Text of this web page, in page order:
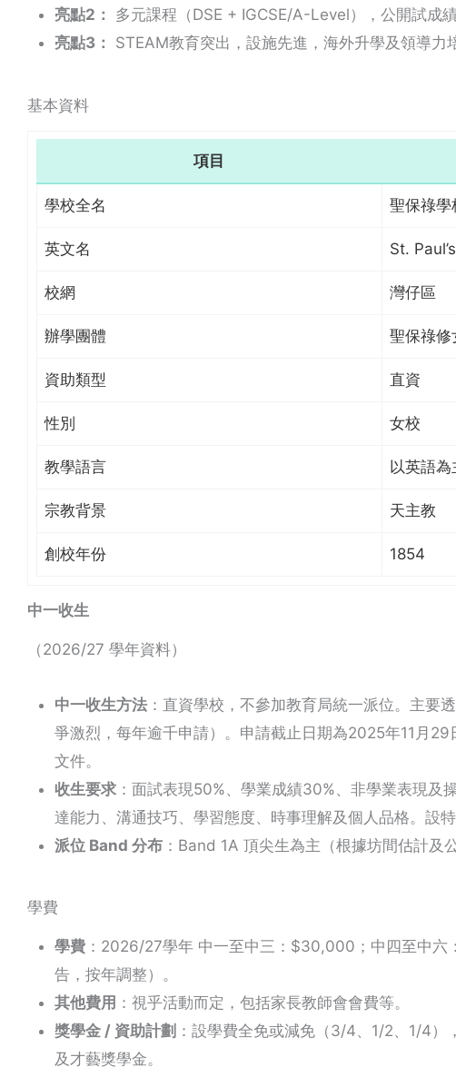
亮點2：
多元課程（DSE + IGCSE/A-Level），公開試成績
亮點3：
STEAM教育突出，設施先進，海外升學及領導力
基本資料
項目
學校全名 聖保祿學
英文名 St.
校網 灣仔區
辦學團體 聖保祿修
資助類型 直資
性別 女校
教學語言 以英語為
宗教背景 天主教
創校年份 1854
中一收生
（2026/27 學年資料）
中一收生方法 ：直資學校，不參加教育局統一派位。主要
爭激烈，每年逾千申請）。申請截止日期為2025年11月
文件。
收生要求 ：面試表現50%、學業成績30%、非學業表現及
達能力、溝通技巧、學習態度、時事理解及個人品格。設特
派位 Band 分布 ：Band 1A 頂尖生為主（根據坊間估計及
學費
學費 ：2026/27學年 中一至中三：$30,000；中四至中
告，按年調整）。
其他費用 ：視乎活動而定，包括家長教師會會費等。
獎學金 / 資助計劃 ：設學費全免或減免（3/4、1/2、1/4
及才藝獎學金。